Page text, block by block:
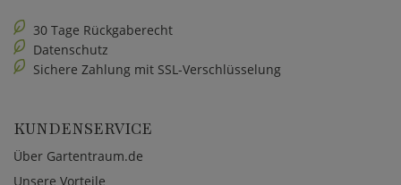
30 Tage Rückgaberecht
Datenschutz
Sichere Zahlung mit SSL-Verschlüsselung
KUNDENSERVICE
Über Gartentraum.de
Unsere Vorteile